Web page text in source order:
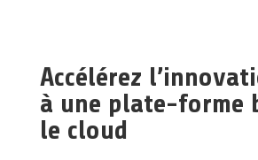
Accélérez
à une plate-forme
le cloud